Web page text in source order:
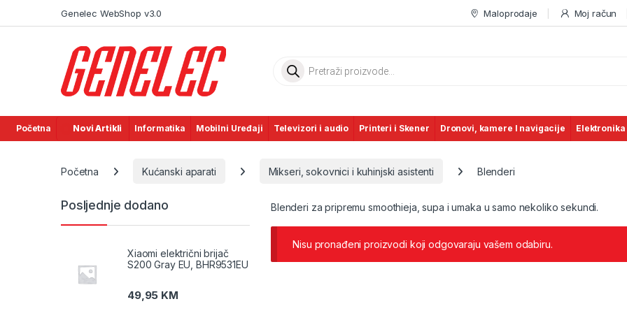
Genelec WebShop v3.0 Maloprodaje Moj račun
Products search
Početna Novi Artikli Informatika Mobilni Uređaji Televizori i audio Printeri i Skener Dronovi, kamere I navigacije Elektronika
Početna Kućanski aparati Mikseri, sokovnici i kuhinjski asistenti Blenderi
Blenderi za pripremu smoothieja, supa i umaka u samo nekoliko sekundi.
Nisu pronađeni proizvodi koji odgovaraju vašem odabiru.
Posljednje dodano
Xiaomi električni brijač
S200 Gray EU, BHR9531EU
49,95 KM